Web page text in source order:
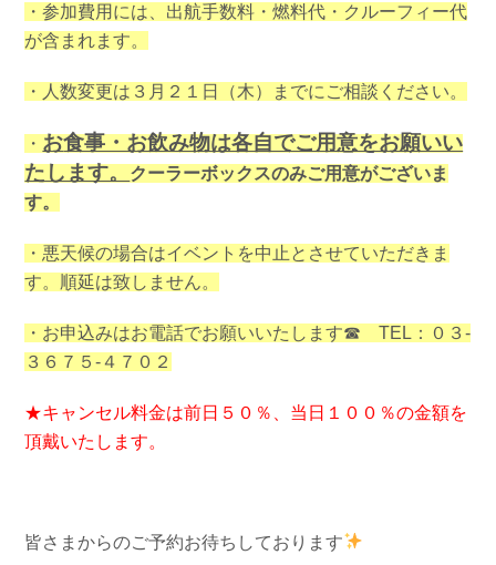
・参加費用には、出航手数料・燃料代・クルーフィー代
が含まれます。
・人数変更は３月２１日（木）までにご相談ください。
・ お食事・お飲み物は各自でご用意をお願いい
たします。
クーラーボックスのみご用意がございま
す。
・悪天候の場合はイベントを中止とさせていただきま
す。順延は致しません。
・お申込みはお電話でお願いいたします☎ TEL：０３-
３６７５-４７０２
★キャンセル料金は前日５０％、当日１００％の金額を
頂戴いたします。
皆さまからのご予約お待ちしております